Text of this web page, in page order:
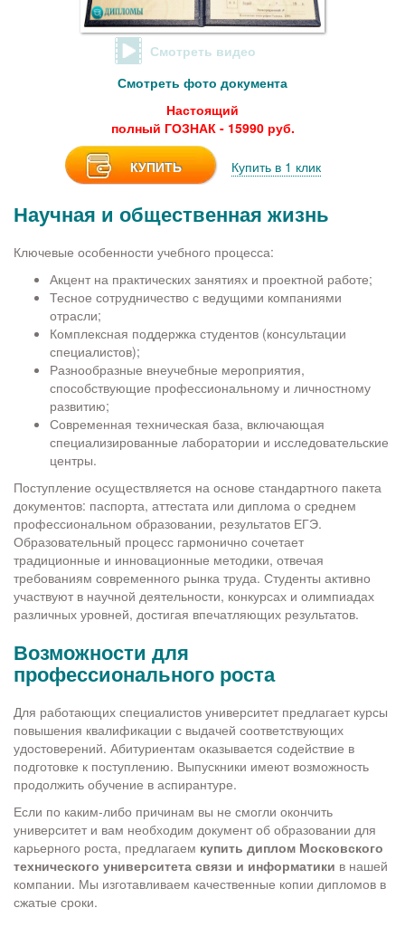
Смотреть видео
Смотреть фото документа
Настоящий
полный ГОЗНАК - 15990 руб.
КУПИТЬ Купить в 1 клик
Научная и общественная жизнь
Ключевые особенности учебного процесса:
Акцент на практических занятиях и проектной работе;
Тесное сотрудничество с ведущими компаниями
отрасли;
Комплексная поддержка студентов (консультации
специалистов);
Разнообразные внеучебные мероприятия,
способствующие профессиональному и личностному
развитию;
Современная техническая база, включающая
специализированные лаборатории и исследовательские
центры.
Поступление осуществляется на основе стандартного пакета
документов: паспорта, аттестата или диплома о среднем
профессиональном образовании, результатов ЕГЭ.
Образовательный процесс гармонично сочетает
традиционные и инновационные методики, отвечая
требованиям современного рынка труда. Студенты активно
участвуют в научной деятельности, конкурсах и олимпиадах
различных уровней, достигая впечатляющих результатов.
Возможности для
профессионального роста
Для работающих специалистов университет предлагает курсы
повышения квалификации с выдачей соответствующих
удостоверений. Абитуриентам оказывается содействие в
подготовке к поступлению. Выпускники имеют возможность
продолжить обучение в аспирантуре.
Если по каким-либо причинам вы не смогли окончить
университет и вам необходим документ об образовании для
карьерного роста, предлагаем купить диплом Московского
технического университета связи и информатики в нашей
компании. Мы изготавливаем качественные копии дипломов в
сжатые сроки.